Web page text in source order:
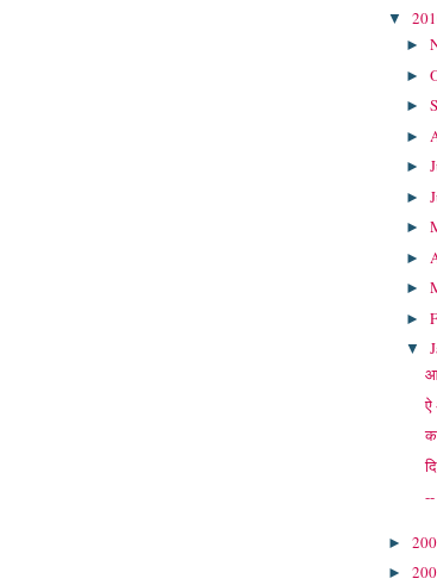
▼
►
►
►
►
►
►
►
►
►
►
▼
ऐ
--
►
►